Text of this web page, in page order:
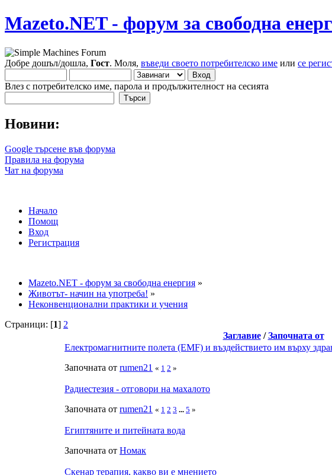
Mazeto.NET - форум за свободна
Добре дошъл/дошла, Гост. Моля, въведи своето потребителско име или се
Влез с потребителско име, парола и продължителност на сесията
Новини:
Google търсене във форума
Правила на форума
Чат на форума
Начало
Помощ
Вход
Регистрация
Mazeto.NET - форум за свободна енергия »
Животът- начин на употреба! »
Неконвенционални практики и учения
Страници: [1] 2
Заглавие/Започната от
Електромагнитните полета (EMF) и въздействието им върху
Започната от rumen21 « 1 2 »
Радиестезия - отговори на махалото
Започната от rumen21 « 1 2 3 ... 5 »
Египтяните и питейната вода
Започната от Номак
Скенар терапия, какво ви е мнението